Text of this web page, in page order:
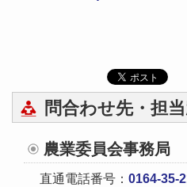
問合わせ先・担当
農業委員会事務局
直通電話番号： 0164-35-